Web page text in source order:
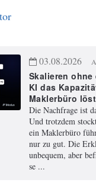
03.08.2026
Skalieren
KI das
Maklerbüro löst
Die Nachfrage ist
Und trotzdem
ein Maklerbüro
nur zu gut. Die
unbequem, aber
se ...